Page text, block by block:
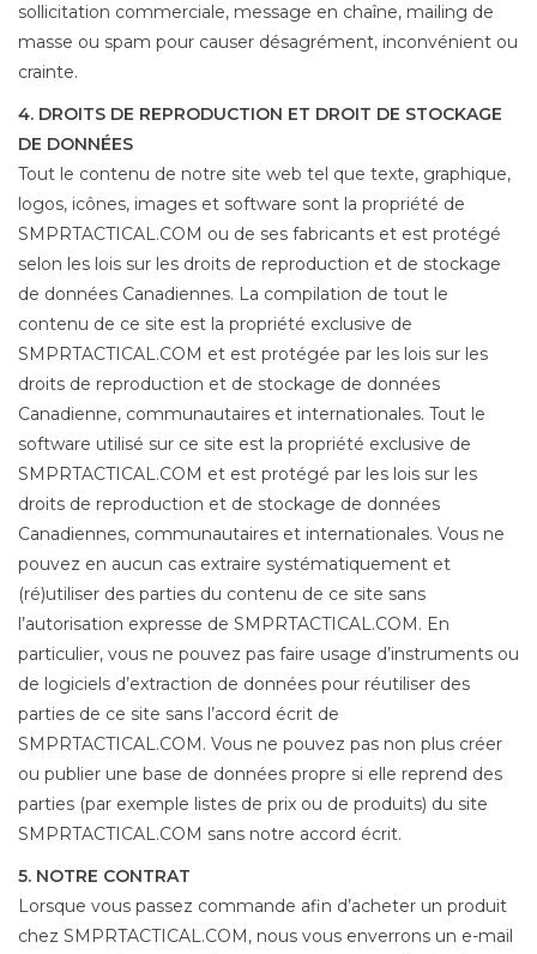
sollicitation commerciale, message en chaîne, mailing de
masse ou spam pour causer désagrément, inconvénient ou
crainte.
4. DROITS DE REPRODUCTION ET DROIT DE STOCKAGE
DE DONNÉES
Tout le contenu de notre site web tel que texte, graphique,
logos, icônes, images et software sont la propriété de
SMPRTACTICAL.COM ou de ses fabricants et est protégé
selon les lois sur les droits de reproduction et de stockage
de données Canadiennes. La compilation de tout le
contenu de ce site est la propriété exclusive de
SMPRTACTICAL.COM et est protégée par les lois sur les
droits de reproduction et de stockage de données
Canadienne, communautaires et internationales. Tout le
software utilisé sur ce site est la propriété exclusive de
SMPRTACTICAL.COM et est protégé par les lois sur les
droits de reproduction et de stockage de données
Canadiennes, communautaires et internationales. Vous ne
pouvez en aucun cas extraire systématiquement et
(ré)utiliser des parties du contenu de ce site sans
l’autorisation expresse de SMPRTACTICAL.COM. En
particulier, vous ne pouvez pas faire usage d’instruments ou
de logiciels d’extraction de données pour réutiliser des
parties de ce site sans l’accord écrit de
SMPRTACTICAL.COM. Vous ne pouvez pas non plus créer
ou publier une base de données propre si elle reprend des
parties (par exemple listes de prix ou de produits) du site
SMPRTACTICAL.COM sans notre accord écrit.
5. NOTRE CONTRAT
Lorsque vous passez commande afin d’acheter un produit
chez SMPRTACTICAL.COM, nous vous enverrons un e-mail